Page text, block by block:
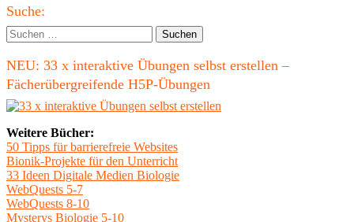
Haupt-
Seitenleiste
Suche:
Suchen
nach:
NEU: 33 x interaktive Übungen selbst erstellen –
Fächerübergreifende H5P-Übungen
Weitere Bücher:
50 Tipps für barrierefreie Websites
Bionik-Projekte für den Unterricht
33 Ideen Digitale Medien Biologie
WebQuests 5-7
WebQuests 8-10
Mysterys Biologie 5-10